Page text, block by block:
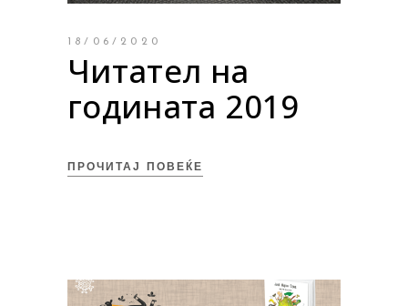
18/06/2020
Читател на
годината 2019
ПРОЧИТАЈ ПОВЕЌЕ